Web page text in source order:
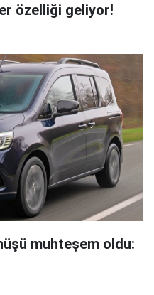
özelliği geliyor!
muhteşem oldu: